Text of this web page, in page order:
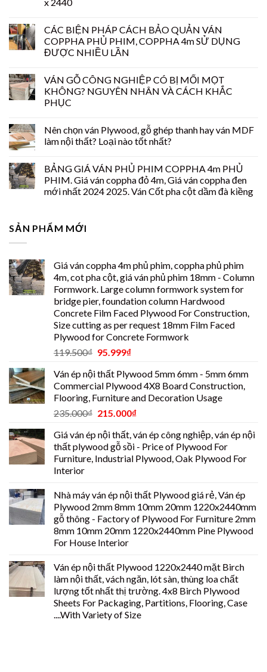
CÁC BIỆN PHÁP CÁCH BẢO QUẢN VÁN
COPPHA PHỦ PHIM, COPPHA 4m SỬ DỤNG
ĐƯỢC NHIỀU LẦN
VÁN GỖ CÔNG NGHIỆP CÓ BỊ MỐI MỌT
KHÔNG? NGUYÊN NHÂN VÀ CÁCH KHẮC
PHỤC
Nên chọn ván Plywood, gỗ ghép thanh hay ván MDF
làm nội thất? Loại nào tốt nhất?
BẢNG GIÁ VÁN PHỦ PHIM COPPHA 4m PHỦ
PHIM. Giá ván coppha đỏ 4m, Giá ván coppha đen
mới nhất 2024 2025. Ván Cốt pha cột dầm đà kiềng
SẢN PHẨM MỚI
Giá ván coppha 4m phủ phim, coppha phủ phim
4m, cot pha cột, giá ván phủ phim 18mm - Column
Formwork. Large column formwork system for
bridge pier, foundation column Hardwood
Concrete Film Faced Plywood For Construction,
Size cutting as per request 18mm Film Faced
Plywood for Concrete Formwork
119.500₫ 95.999₫
Ván ép nội thất Plywood 5mm 6mm - 5mm 6mm
Commercial Plywood 4X8 Board Construction,
Flooring, Furniture and Decoration Usage
235.000₫ 215.000₫
Giá ván ép nội thất, ván ép công nghiệp, ván ép nội
thất plywood gỗ sồi - Price of Plywood For
Furniture, Industrial Plywood, Oak Plywood For
Interior
Nhà máy ván ép nội thất Plywood giá rẻ, Ván ép
Plywood 2mm 8mm 10mm 20mm 1220x2440mm
gỗ thông - Factory of Plywood For Furniture 2mm
8mm 10mm 20mm 1220x2440mm Pine Plywood
For House Interior
Ván ép nội thất Plywood 1220x2440 mặt Birch
làm nội thất, vách ngăn, lót sàn, thùng loa chất
lượng tốt nhất thị trường. 4x8 Birch Plywood
Sheets For Packaging, Partitions, Flooring, Case
....With Variety of Size